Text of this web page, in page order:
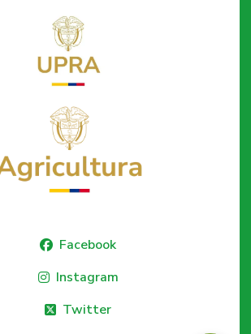
Facebook
Instagram
Twitter